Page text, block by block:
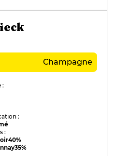
Champagne
:
:
:
40%
35%